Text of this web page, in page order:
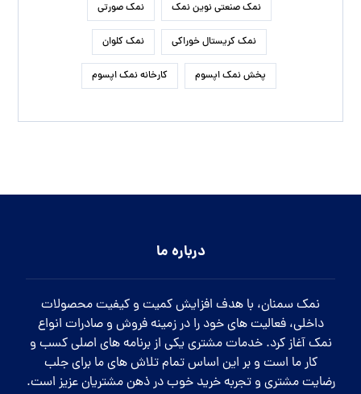
نمک صنعتی نوین نمک نمک صورتی
نمک کریستال خوراکی نمک کلوان
پخش نمک اپسوم کارخانه نمک اپسوم
درباره ما
نمک سمنان، با هدف افزایش کمیت و کیفیت محصولات
داخلی، فعالیت های خود را در زمینه فروش و صادرات انواع
نمک آغاز کرد. خدمات مشتری یکی از برنامه های اصلی کسب و
کار ما است و بر این اساس تمام تلاش های ما برای جلب
رضایت مشتری و تجربه خرید خوب در ذهن مشتریان عزیز است.